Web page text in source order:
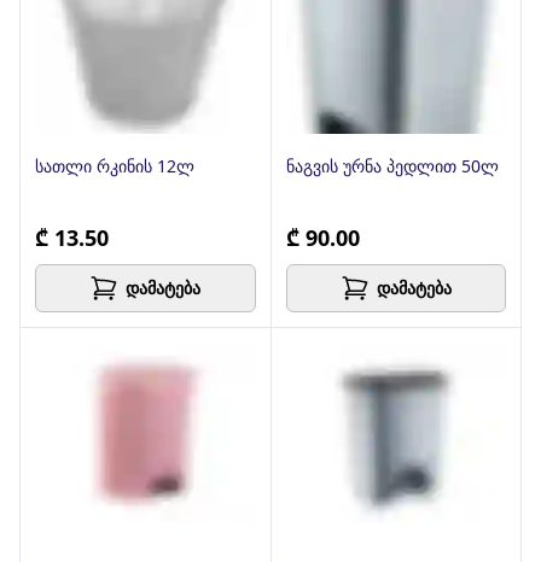
სათლი რკინის 12ლ
₾ 13.50
დამატება
ნაგვის ურნა პედლით 50ლ
₾ 90.00
დამატება